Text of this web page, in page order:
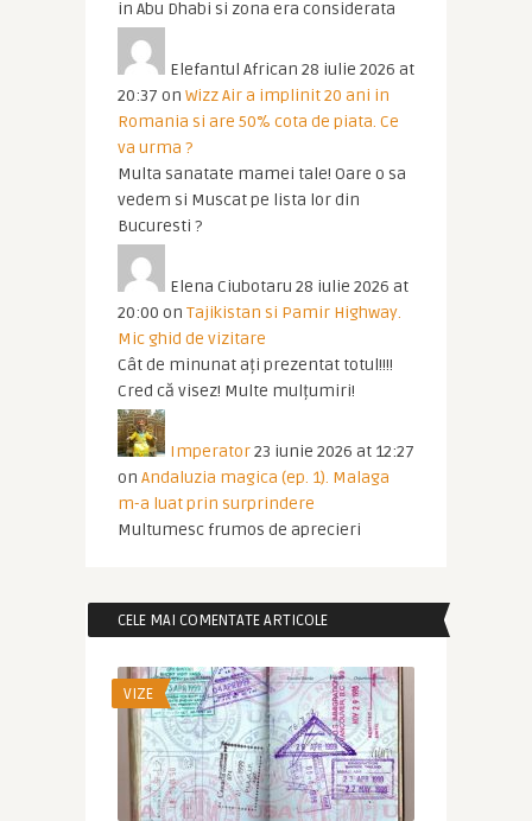
in Abu Dhabi si zona era considerata
Elefantul African 28 iulie 2026 at
20:37 on Wizz Air a implinit 20 ani in
Romania si are 50% cota de piata. Ce
va urma ?
Multa sanatate mamei tale! Oare o sa
vedem si Muscat pe lista lor din
Bucuresti ?
Elena Ciubotaru 28 iulie 2026 at
20:00 on Tajikistan si Pamir Highway.
Mic ghid de vizitare
Cât de minunat ați prezentat totul!!!!
Cred că visez! Multe mulțumiri!
Imperator23 iunie 2026 at 12:27
on Andaluzia magica (ep. 1). Malaga
m-a luat prin surprindere
Multumesc frumos de aprecieri
CELE MAI COMENTATE ARTICOLE
VIZE